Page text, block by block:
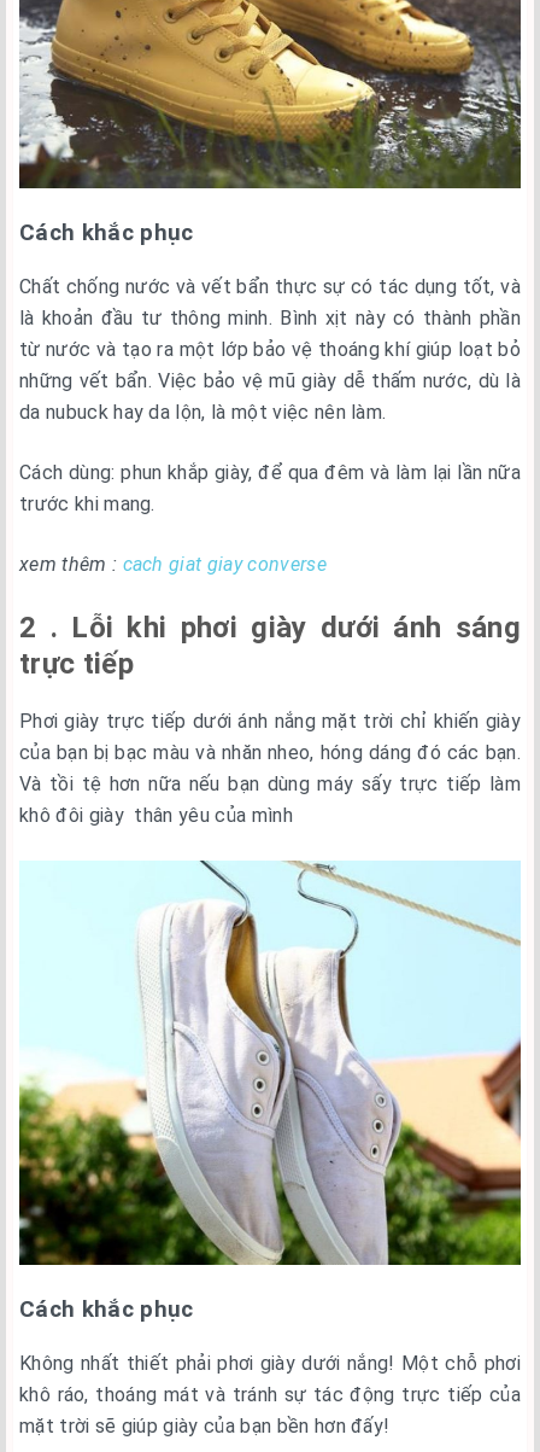
Cách khắc phục
Chất chống nước và vết bẩn thực sự có tác dụng tốt, và
là khoản đầu tư thông minh. Bình xịt này có thành phần
từ nước và tạo ra một lớp bảo vệ thoáng khí giúp loạt bỏ
những vết bẩn. Việc bảo vệ mũ giày dễ thấm nước, dù là
da nubuck hay da lộn, là một việc nên làm.
Cách dùng: phun khắp giày, để qua đêm và làm lại lần nữa
trước khi mang.
xem thêm : cach giat giay converse
2 . Lỗi khi phơi giày dưới ánh sáng
trực tiếp
Phơi giày trực tiếp dưới ánh nắng mặt trời chỉ khiến giày
của bạn bị bạc màu và nhăn nheo, hóng dáng đó các bạn.
Và tồi tệ hơn nữa nếu bạn dùng máy sấy trực tiếp làm
khô đôi giày thân yêu của mình
Cách khắc phục
Không nhất thiết phải phơi giày dưới nắng! Một chỗ phơi
khô ráo, thoáng mát và tránh sự tác động trực tiếp của
mặt trời sẽ giúp giày của bạn bền hơn đấy!